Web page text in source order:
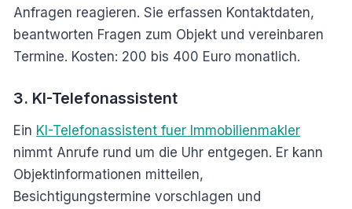
Anfragen reagieren. Sie erfassen Kontaktdaten,
beantworten Fragen zum Objekt und vereinbaren
Termine. Kosten: 200 bis 400 Euro monatlich.
3. KI-Telefonassistent
Ein KI-Telefonassistent fuer Immobilienmakler
nimmt Anrufe rund um die Uhr entgegen. Er kann
Objektinformationen mitteilen,
Besichtigungstermine vorschlagen und